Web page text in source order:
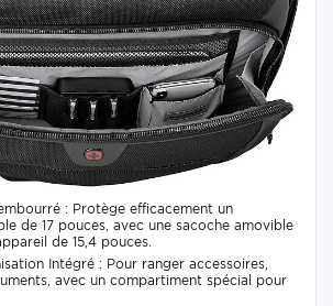
: Protège efficacement un
de 17 pouces, avec une sacoche amovible
de 15,4 pouces.
Intégré : Pour ranger accessoires,
avec un compartiment spécial pour